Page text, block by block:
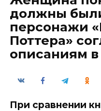
должны
персонажи
Поттера»
описаниям в
При сравнении